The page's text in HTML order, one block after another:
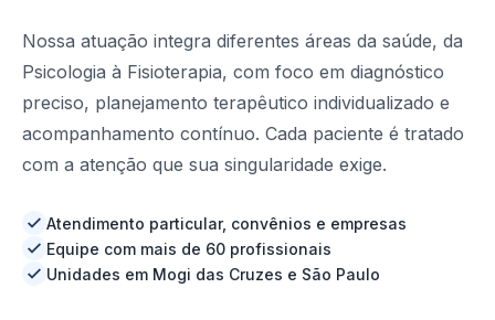
Nossa atuação integra diferentes áreas da saúde, da
Psicologia à Fisioterapia, com foco em diagnóstico
preciso, planejamento terapêutico individualizado e
acompanhamento contínuo. Cada paciente é tratado
com a atenção que sua singularidade exige.
Atendimento particular, convênios e empresas
Equipe com mais de 60 profissionais
Unidades em Mogi das Cruzes e São Paulo